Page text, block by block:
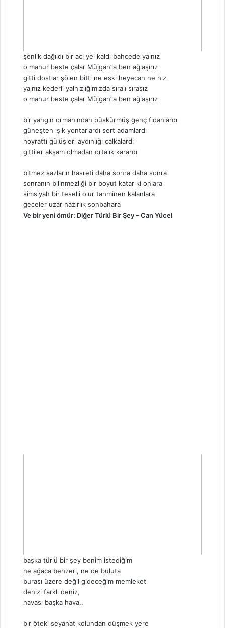
şenlik dağıldı bir acı yel kaldı bahçede yalnız
o mahur beste çalar Müjgan’la ben ağlaşırız
gitti dostlar şölen bitti ne eski heyecan ne hız
yalnız kederli yalnızlığımızda sıralı sırasız
o mahur beste çalar Müjgan’la ben ağlaşırız
bir yangın ormanından püskürmüş genç fidanlardı
güneşten ışık yontarlardı sert adamlardı
hoyrattı gülüşleri aydınlığı çalkalardı
gittiler akşam olmadan ortalık karardı
bitmez sazların hasreti daha sonra daha sonra
sonranın bilinmezliği bir boyut katar ki onlara
simsiyah bir teselli olur tahminen kalanlara
geceler uzar hazırlık sonbahara
Ve bir yeni ömür: Diğer Türlü Bir Şey – Can Yücel
başka türlü bir şey benim istediğim
ne ağaca benzeri, ne de buluta
burası üzere değil gideceğim memleket
denizi farklı deniz,
havası başka hava..
bir öteki seyahat kolundan düşmek yere